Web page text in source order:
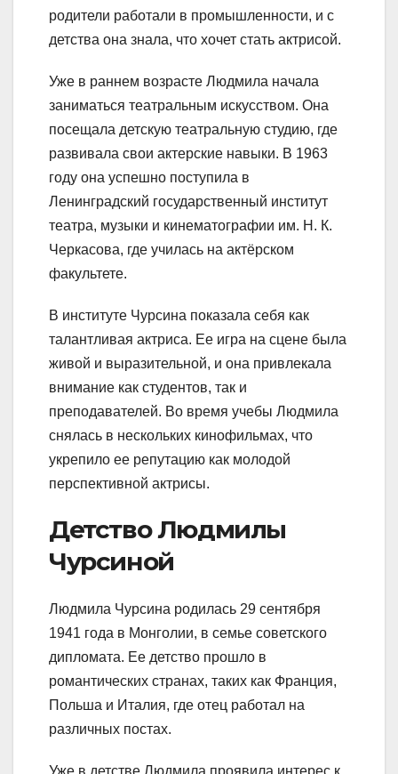
родители работали в промышленности, и с
детства она знала, что хочет стать актрисой.
Уже в раннем возрасте Людмила начала
заниматься театральным искусством. Она
посещала детскую театральную студию, где
развивала свои актерские навыки. В 1963
году она успешно поступила в
Ленинградский государственный институт
театра, музыки и кинематографии им. Н. К.
Черкасова, где училась на актёрском
факультете.
В институте Чурсина показала себя как
талантливая актриса. Ее игра на сцене была
живой и выразительной, и она привлекала
внимание как студентов, так и
преподавателей. Во время учебы Людмила
снялась в нескольких кинофильмах, что
укрепило ее репутацию как молодой
перспективной актрисы.
Детство Людмилы
Чурсиной
Людмила Чурсина родилась 29 сентября
1941 года в Монголии, в семье советского
дипломата. Ее детство прошло в
романтических странах, таких как Франция,
Польша и Италия, где отец работал на
различных постах.